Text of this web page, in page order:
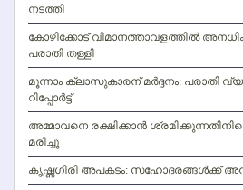
നടത്തി
കോഴിക്കോട് വിമാനത്താവളത്തില്‍
പരാതി തള്ളി
മൂന്നാം ക്ലാസുകാരന് മര്‍ദ്ദനം: പരാതി
റിപ്പോര്‍ട്ട്
അമ്മാവനെ രക്ഷിക്കാന്‍
മരിച്ചു
കൃഷ്ണഗിരി അപകടം: സഹോദരങ്ങള്‍ക്ക്